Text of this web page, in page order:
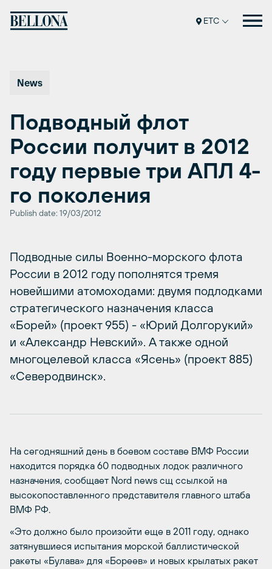
ETC
News
Подводный флот
России получит в 2012
году первые три АПЛ 4-
го поколения
Publish date: 19/03/2012
Подводные силы Военно-морского флота
России в 2012 году пополнятся тремя
новейшими атомоходами: двумя подлодками
стратегического назначения класса
«Борей» (проект 955) - «Юрий Долгорукий»
и «Александр Невский». А также одной
многоцелевой класса «Ясень» (проект 885)
«Северодвинск».
На сегодняшний день в боевом составе ВМФ России
находится порядка 60 подводных лодок различного
назначения, сообщает Nord news сщ ссылкой на
высокопоставленного представителя главного штаба
ВМФ РФ.
«Это должно было произойти еще в 2011 году, однако
затянувшиеся испытания морской баллистической
ракеты «Булава» для «Бореев» и новых крылатых ракет